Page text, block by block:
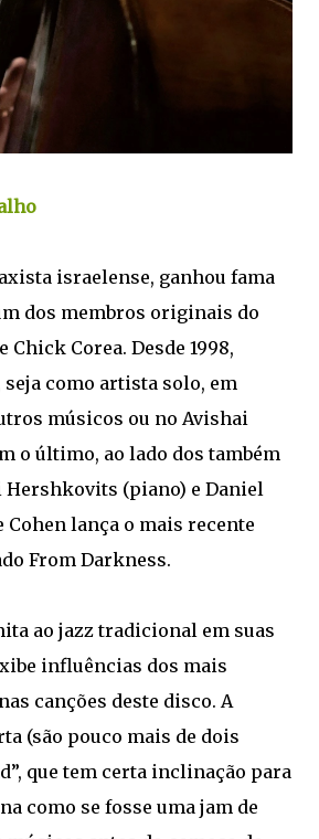
israelense, ganhou fama
dos membros originais do
Chick Corea. Desde 1998,
seja como artista solo, em
músicos ou no Avishai
o último, ao lado dos também
Hershkovits (piano) e Daniel
Cohen lança o mais recente
From Darkness.
ao jazz tradicional em suas
influências dos mais
canções deste disco. A
(são pouco mais de dois
que tem certa inclinação para
como se fosse uma jam de